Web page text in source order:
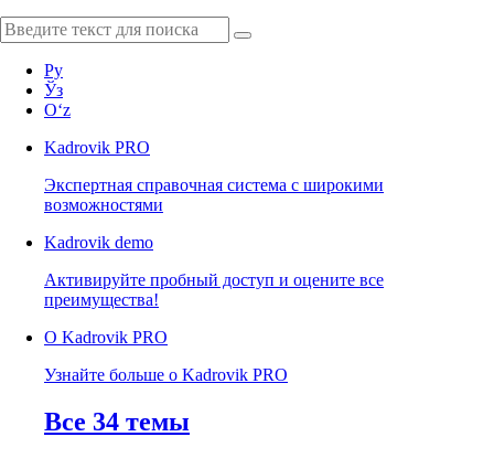
Ру
Ўз
Oʻz
Kadrovik PRO
Экспертная справочная система с широкими
возможностями
Kadrovik demo
Активируйте пробный доступ и оцените все
преимущества!
О Kadrovik PRO
Узнайте больше о Kadrovik PRO
Все 34 темы